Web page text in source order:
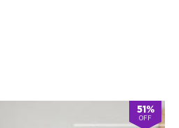
51%
OFF